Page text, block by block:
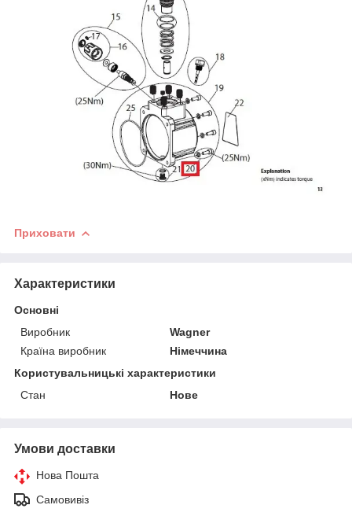
Приховати
Характеристики
Основні
Виробник
Wagner
Країна виробник
Німеччина
Користувальницькі характеристики
Стан
Нове
Умови доставки
Нова Пошта
Самовивіз